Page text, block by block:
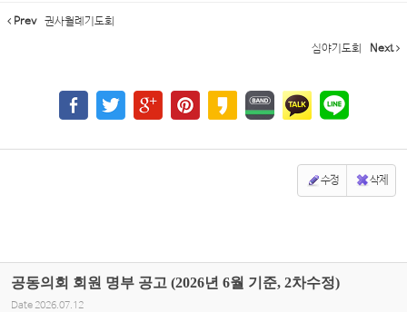
Prev 권사월례기도회
심야기도회 Next
수정 삭제
공동의회 회원 명부 공고 (2026년 6월 기준, 2차수정)
Date 2026.07.12